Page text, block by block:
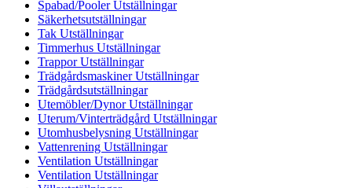
Spabad/Pooler Utställningar
Säkerhetsutställningar
Tak Utställningar
Timmerhus Utställningar
Trappor Utställningar
Trädgårdsmaskiner Utställningar
Trädgårdsutställningar
Utemöbler/Dynor Utställningar
Uterum/Vinterträdgård Utställningar
Utomhusbelysning Utställningar
Vattenrening Utställningar
Ventilation Utställningar
Ventilation Utställningar